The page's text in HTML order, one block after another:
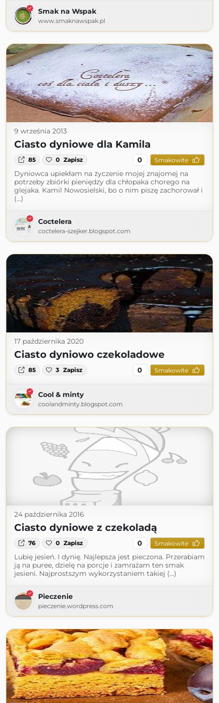
Smak na Wspak
www.smaknawspak.pl
9 września 2013
Ciasto dyniowe dla Kamila
85 0 Zapisz 0 Smakowite
Dyniowca upiekłam na życzenie mojej znajomej na
potrzeby zbiórki pieniędzy dla chłopaka chorego na
glejaka. Kamil Nowosielski, bo o nim piszę zachorował i
(...)
Coctelera
coctelera-szejker.blogspot.com
17 października 2020
Ciasto dyniowo czekoladowe
85 3 Zapisz 0 Smakowite
Cool & minty
coolandminty.blogspot.com
24 października 2016
Ciasto dyniowe z czekoladą
76 0 Zapisz 0 Smakowite
Lubię jesień. I dynię. Najlepsza jest pieczona. Przerabiam
ją na puree, dzielę na porcje i zamrażam ten smak
jesieni. Najprostszym wykorzystaniem takiej (...)
Pieczenie
pieczenie.wordpress.com